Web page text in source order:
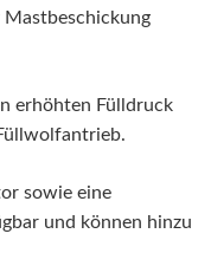
erhöhten Fülldruck
sowie eine
und können hinzu